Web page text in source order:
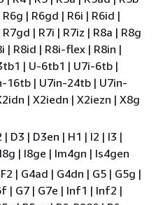
| R6gd | R6i | R6id |
| R7i | R7iz | R8a | R8g
| R8id | R8i-flex | R8in |
| U-6tb1 | U7i-6tb |
16tb | U7in-24tb | U7in-
| X2iedn | X2iezn | X8g
| D3 | D3en | H1 | I2 | I3 |
| I8ge | Im4gn | Is4gen
| G4ad | G4dn | G5 | G5g |
| G7 | G7e | Inf1 | Inf2 |